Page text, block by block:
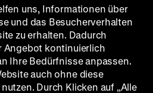
der Filmhochschule,Strop,
ihrem Alltag. Sie spricht
Laufsteg von vielen
sie im Bett und schaut an die
zu begrenzen scheint.
ihrem Interesse für
und subjektive Perspektiven
uns, Informationen über
und das Besucherverhalten
zu erhalten. Dadurch
Angebot kontinuierlich
Ihre Bedürfnisse anpassen.
auch ohne diese
Durch Klicken auf „Alle